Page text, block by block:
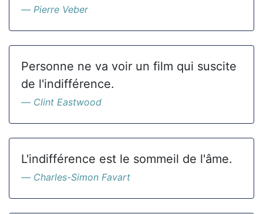
Pierre Veber
Personne ne va voir un film qui suscite
de l'indifférence.
Clint Eastwood
L'indifférence est le sommeil de l'âme.
Charles-Simon Favart